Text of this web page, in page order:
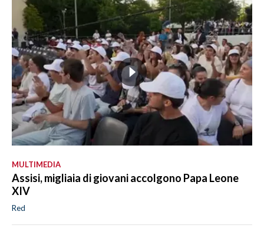
MULTIMEDIA
Assisi, migliaia di giovani accolgono Papa Leone
XIV
Red